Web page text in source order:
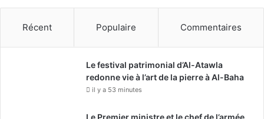
Récent Populaire Commentaires
Le festival patrimonial d’Al-Atawla
redonne vie à l’art de la pierre à Al-Baha
il y a 53 minutes